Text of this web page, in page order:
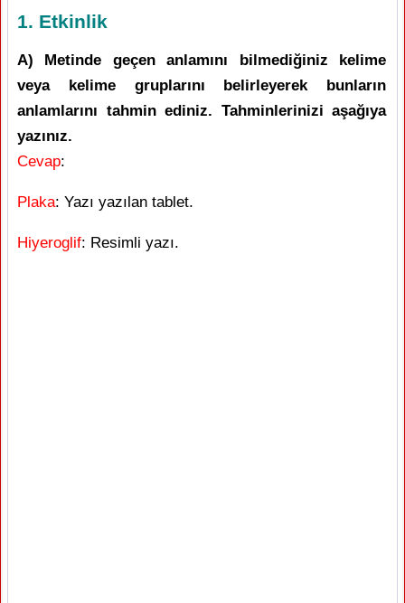
1. Etkinlik
A) Metinde geçen anlamını bilmediğiniz kelime
veya kelime gruplarını belirleyerek bunların
anlamlarını tahmin ediniz. Tahminlerinizi aşağıya
yazınız.
Cevap:
Plaka: Yazı yazılan tablet.
Hiyeroglif: Resimli yazı.